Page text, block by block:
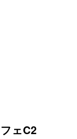
ー SPA U」